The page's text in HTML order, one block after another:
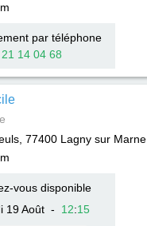
par téléphone
14 04 68
77400 Lagny sur Marne
vous disponible
19 Août- 12:15